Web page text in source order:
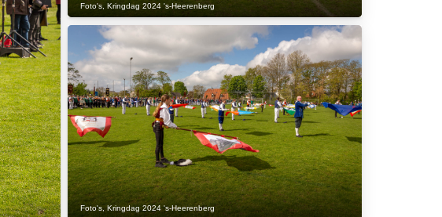
Foto's ,Kringdag 2024 's-Heerenberg
Foto's ,Kringdag 2024 's-Heerenberg